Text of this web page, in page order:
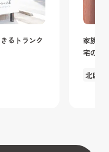
るトランク
家族の
宅のス
北区十